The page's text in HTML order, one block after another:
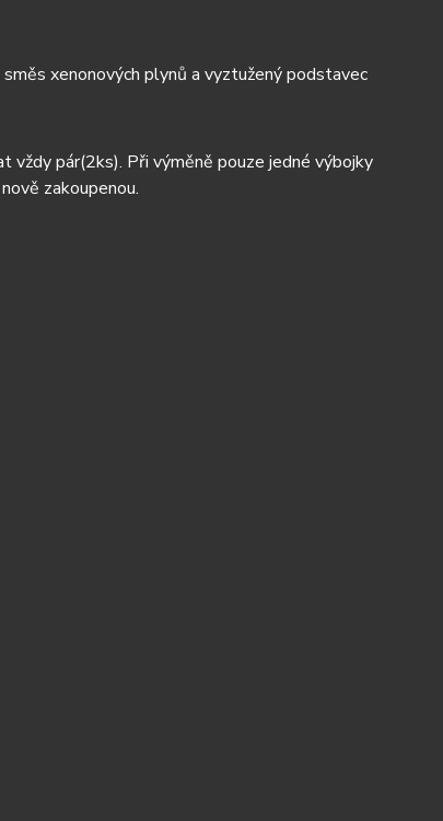
xenonových plynů a vyztužený podstavec
vždy pár(2ks). Při výměně pouze jedné výbojky
zakoupenou.